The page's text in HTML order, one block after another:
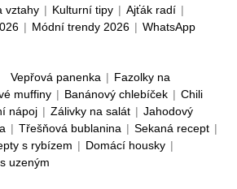
vztahy | Kulturní tipy | Ajťák radí |
| Módní trendy 2026 | WhatsApp
Vepřová panenka | Fazolky na
muffiny | Banánový chlebíček | Chili
nápoj | Zálivky na salát | Jahodový
| Třešňová bublanina | Sekaná recept |
s rybízem | Domácí housky |
uzeným